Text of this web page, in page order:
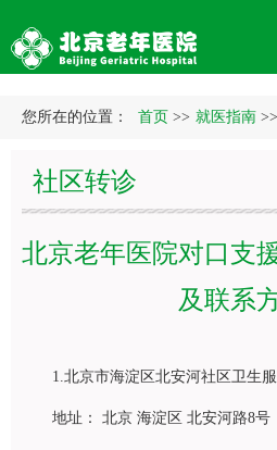
您所在的位置： 首页 >> 就医指南 >>
社区转诊
北京老年医院对口支
及联系
1.北京市海淀区北安河社区卫生服
地址： 北京 海淀区 北安河路8号